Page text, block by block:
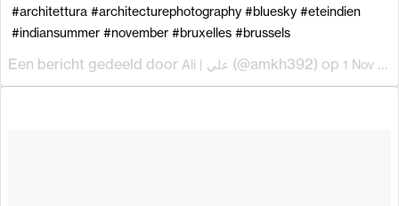
#architettura #architecturephotography #bluesky #eteindien
#indiansummer #november #bruxelles #brussels
Een bericht gedeeld door Ali | علي (@amkh392) op 1 Nov 2017 om 6:34 (PDT)